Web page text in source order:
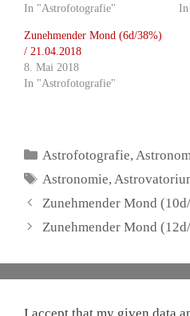
In "Astrofotografie"
In
Zunehmender Mond (6d/38%)
/ 21.04.2018
8. Mai 2018
In "Astrofotografie"
Kategorien
Astrofotografie,
Schlagwörter
Astronomie,
Zunehmender Mond
Zunehmender Mond